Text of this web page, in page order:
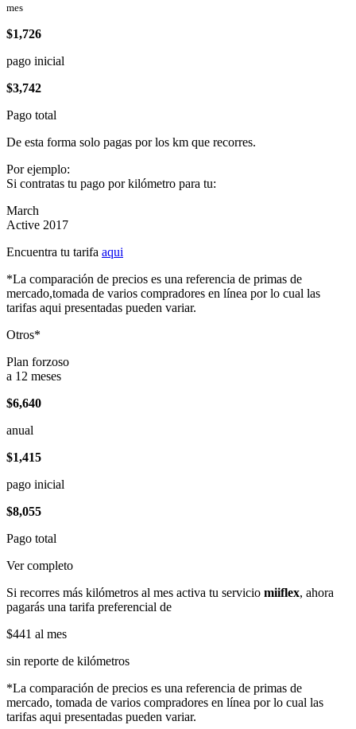
mes
$1,726
pago inicial
$3,742
Pago total
De esta forma solo pagas por los km que recorres.
Por ejemplo:
Si contratas tu pago por kilómetro para tu:
March
Active 2017
Encuentra tu tarifa aqui
*La comparación de precios es una referencia de primas de
mercado,tomada de varios compradores en línea por lo cual las
tarifas aqui presentadas pueden variar.
Otros*
Plan forzoso
a 12 meses
$6,640
anual
$1,415
pago inicial
$8,055
Pago total
Ver completo
Si recorres más kilómetros al mes activa tu servicio miiflex, ahora
pagarás una tarifa preferencial de
$441 al mes
sin reporte de kilómetros
*La comparación de precios es una referencia de primas de
mercado, tomada de varios compradores en línea por lo cual las
tarifas aqui presentadas pueden variar.